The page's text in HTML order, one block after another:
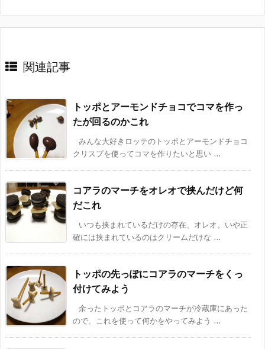
関連記事
トッポとアーモンドチョコでコマを作っ
たが回るのかこれ
みんな大好きロッテのトッポとアーモンドチョコ
クリスプを使ってコマを作りたいと思い ...
コアラのマーチをオレオで挟んだけど何
だこれ
いつも挟まれているだけの存在、オレオ。いや正
確には挟まれているのはクリームだけな ...
トッポの先っぽにコアラのマーチをくっ
付けてみよう
余ったトッポとコアラのマーチが冷蔵庫にあった
ので、これを使って何かをやってみよう ...